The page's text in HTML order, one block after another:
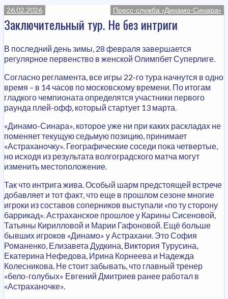
Пресс-служба «Динамо-Синара»
26.02.2026
Заключительный тур. Не без интриги
В последний день зимы, 28 февраля завершается
регулярное первенство в женской Олимпбет Суперлиге.
Согласно регламента, все игры 22-го тура начнутся в одно
время – в 14 часов по московскому времени. По итогам
гладкого чемпионата определятся участники первого
раунда плей-офф, который стартует 13 марта.
«Динамо-Синара», которое уже ни при каких раскладах не
поменяет текущую седьмую позицию, принимает
«Астраханочку». Географические соседи пока четвертые,
но исходя из результата волгоградского матча могут
изменить местоположение.
Так что интрига жива. Особый шарм предстоящей встрече
добавляет и тот факт, что еще в прошлом сезоне многие
игроки из составов соперников выступали «по ту сторону
баррикад». Астраханское прошлое у Карины Сисеновой,
Татьяны Кирилловой и Марии Гафоновой. Ещё больше
бывших игроков «Динамо» у Астрахани. Это София
Романенко, Елизавета Дудкина, Виктория Турусина,
Екатерина Нефедова, Ирина Корнеева и Надежда
Колесникова. Не стоит забывать, что главный тренер
«бело-голубых» Евгений Дмитриев ранее работал в
«Астраханочке».